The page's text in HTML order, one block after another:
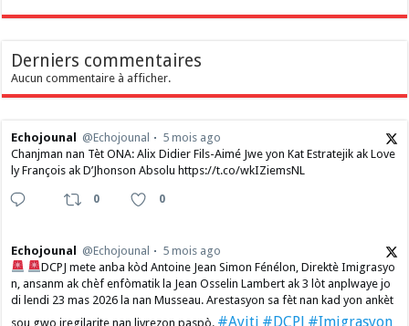
Derniers commentaires
Aucun commentaire à afficher.
Echojounal @Echojounal
5 mois ago
Chanjman nan Tèt ONA: Alix Didier Fils-Aimé Jwe yon Kat Estratejik ak Love
ly François ak D’Jhonson Absolu https://t.co/wkIZiemsNL
0 0
Echojounal @Echojounal
5 mois ago
DCPJ mete anba kòd Antoine Jean Simon Fénélon, Direktè Imigrasyo
n, ansanm ak chèf enfòmatik la Jean Osselin Lambert ak 3 lòt anplwaye jo
di lendi 23 mas 2026 la nan Musseau. Arestasyon sa fèt nan kad yon ankèt
sou gwo iregilarite nan livrezon paspò. #Ayiti #DCPJ #Imigrasyon